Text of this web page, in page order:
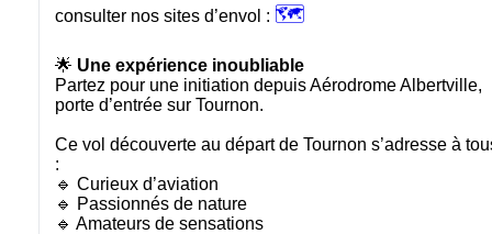
consulter nos sites d’envol : 🗺️
🌟 Une expérience inoubliable
Partez pour une initiation depuis Aérodrome Albertville,
porte d’entrée sur Tournon.
Ce vol découverte au départ de Tournon s’adresse à
:
🔹 Curieux d’aviation
🔹 Passionnés de nature
🔹 Amateurs de sensations